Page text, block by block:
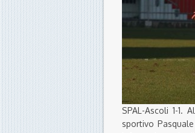
SPAL-Ascoli 1-1.
sportivo